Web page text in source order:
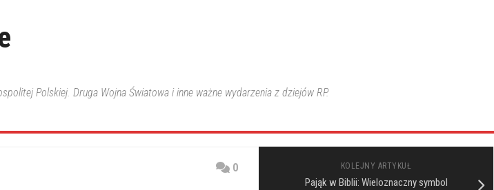
Polskiej. Druga Wojna Światowa i inne ważne wydarzenia z dziejów RP.
0 KOLEJNY ARTYKUŁ
Pająk w Biblii: Wieloznaczny symbol